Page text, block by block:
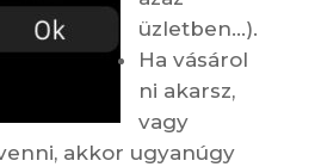
üzletben…).
Ha vásárol
ni akarsz,
vagy
akkor ugyanúgy